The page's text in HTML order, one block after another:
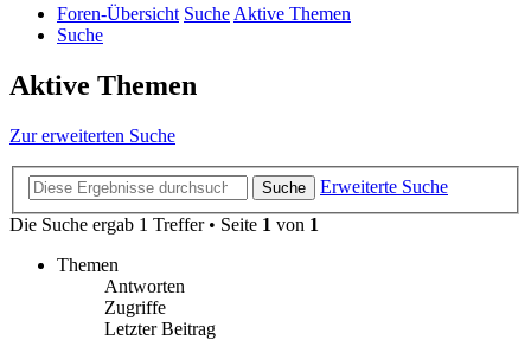
Foren-Übersicht SucheAktive Themen
Suche
Aktive Themen
Zur erweiterten Suche
Suche
Erweiterte Suche
Die Suche ergab 1 Treffer • Seite 1 von 1
Themen
Antworten
Zugriffe
Letzter Beitrag